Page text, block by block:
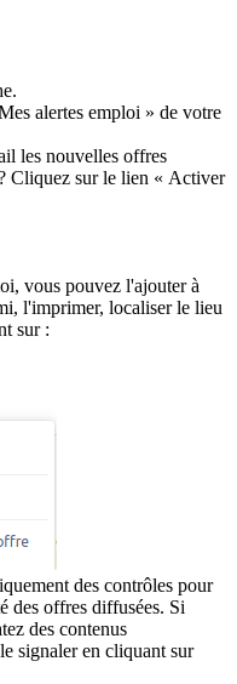
alertes emploi » de votre
les nouvelles offres
Cliquez sur le lien « Activer
vous pouvez l'ajouter à
l'imprimer, localiser le lieu
sur :
des contrôles pour
des offres diffusées. Si
des contenus
signaler en cliquant sur